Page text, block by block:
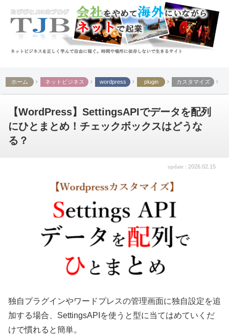
ホーム ネットビジネス wordpress plugin カスタマイズ
【WordPress】SettingsAPIでデータを配列
にひとまとめ！チェックボックスはどうな
る？
2026.02.15
独自プラグインやワードプレスの管理画面に独自設定を追
加する場合、SettingsAPIを使うと型に当てはめていくだ
けで慣れると簡単。